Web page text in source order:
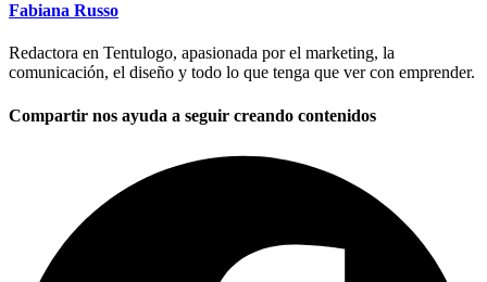
Fabiana Russo
Redactora en Tentulogo, apasionada por el marketing, la
comunicación, el diseño y todo lo que tenga que ver con emprender.
Compartir nos ayuda a seguir creando contenidos